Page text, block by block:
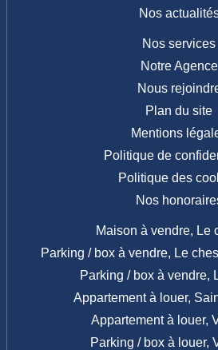
Nos
Nos services
Notre Agence
Nous
Plan du site
Mentions
Politique de
Politique des
Nos
Maison à vendre, Le
Parking / box à vendre, Le
Parking / box à vendre,
Appartement à louer,
Appartement à louer,
Parking / box à louer,